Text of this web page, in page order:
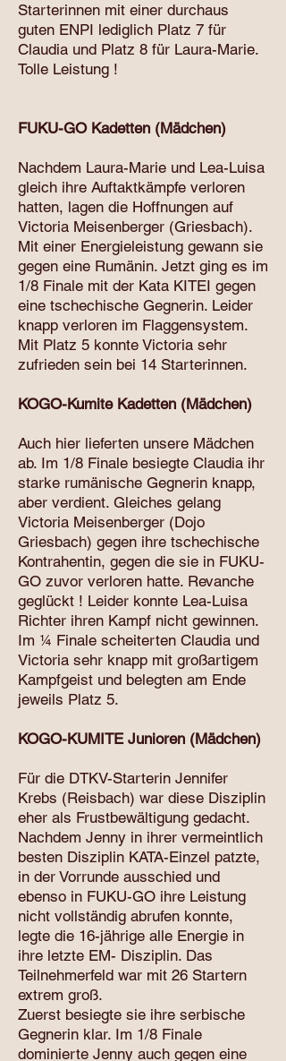
Starterinnen mit einer durchaus
guten ENPI lediglich Platz 7 für
Claudia und Platz 8 für Laura-Marie.
Tolle Leistung !
FUKU-GO Kadetten (Mädchen)
Nachdem Laura-Marie und Lea-Luisa
gleich ihre Auftaktkämpfe verloren
hatten, lagen die Hoffnungen auf
Victoria Meisenberger (Griesbach).
Mit einer Energieleistung gewann sie
gegen eine Rumänin. Jetzt ging es im
1/8 Finale mit der Kata KITEI gegen
eine tschechische Gegnerin. Leider
knapp verloren im Flaggensystem.
Mit Platz 5 konnte Victoria sehr
zufrieden sein bei 14 Starterinnen.
KOGO-Kumite Kadetten (Mädchen)
Auch hier lieferten unsere Mädchen
ab. Im 1/8 Finale besiegte Claudia ihr
starke rumänische Gegnerin knapp,
aber verdient. Gleiches gelang
Victoria Meisenberger (Dojo
Griesbach) gegen ihre tschechische
Kontrahentin, gegen die sie in FUKU-
GO zuvor verloren hatte. Revanche
geglückt ! Leider konnte Lea-Luisa
Richter ihren Kampf nicht gewinnen.
Im ¼ Finale scheiterten Claudia und
Victoria sehr knapp mit großartigem
Kampfgeist und belegten am Ende
jeweils Platz 5.
KOGO-KUMITE Junioren (Mädchen)
Für die DTKV-Starterin Jennifer
Krebs (Reisbach) war diese Disziplin
eher als Frustbewältigung gedacht.
Nachdem Jenny in ihrer vermeintlich
besten Disziplin KATA-Einzel patzte,
in der Vorrunde ausschied und
ebenso in FUKU-GO ihre Leistung
nicht vollständig abrufen konnte,
legte die 16-jährige alle Energie in
ihre letzte EM- Disziplin. Das
Teilnehmerfeld war mit 26 Startern
extrem groß.
Zuerst besiegte sie ihre serbische
Gegnerin klar. Im 1/8 Finale
dominierte Jenny auch gegen eine